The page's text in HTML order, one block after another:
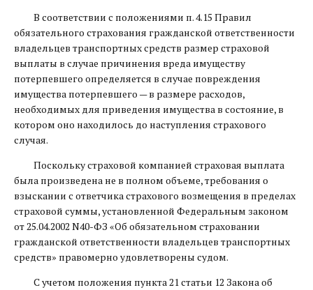
В соответствии с положениями п. 4.15 Правил
обязательного страхования гражданской ответственности
владельцев транспортных средств размер страховой
выплаты в случае причинения вреда имуществу
потерпевшего определяется в случае повреждения
имущества потерпевшего — в размере расходов,
необходимых для приведения имущества в состояние, в
котором оно находилось до наступления страхового
случая.
Поскольку страховой компанией страховая выплата
была произведена не в полном объеме, требования о
взыскании с ответчика страхового возмещения в пределах
страховой суммы, установленной Федеральным законом
от 25.04.2002 N40-ФЗ «Об обязательном страховании
гражданской ответственности владельцев транспортных
средств» правомерно удовлетворены судом.
С учетом положения пункта 21 статьи 12 Закона об